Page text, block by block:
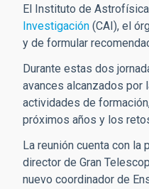
El Instituto de
Investigación (CAI), el
y de formular
Durante estas dos
avances alcanzados
actividades de
próximos años y los
La reunión cuenta con
director de Gran
nuevo coordinador de